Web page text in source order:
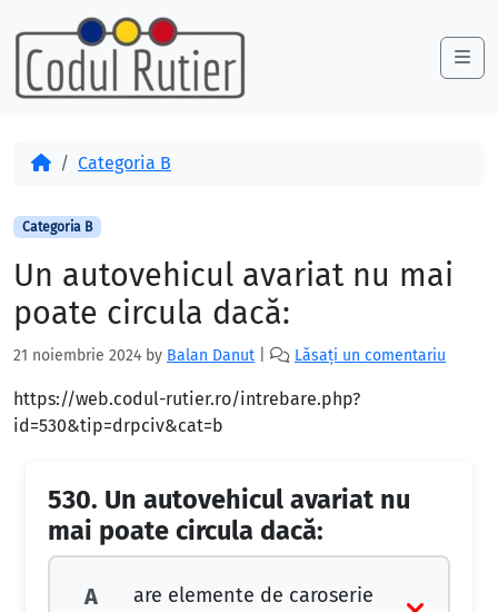
Skip to content
Skip to footer
AcasăCategoria B
Categoria B
Un autovehicul avariat nu mai
poate circula dacă:
21 noiembrie 2024 by Balan Danut Lăsați un comentariu
https://web.codul-rutier.ro/intrebare.php?
id=530&tip=drpciv&cat=b
530. Un autovehicul avariat nu
mai poate circula dacă:
A
are elemente de caroserie